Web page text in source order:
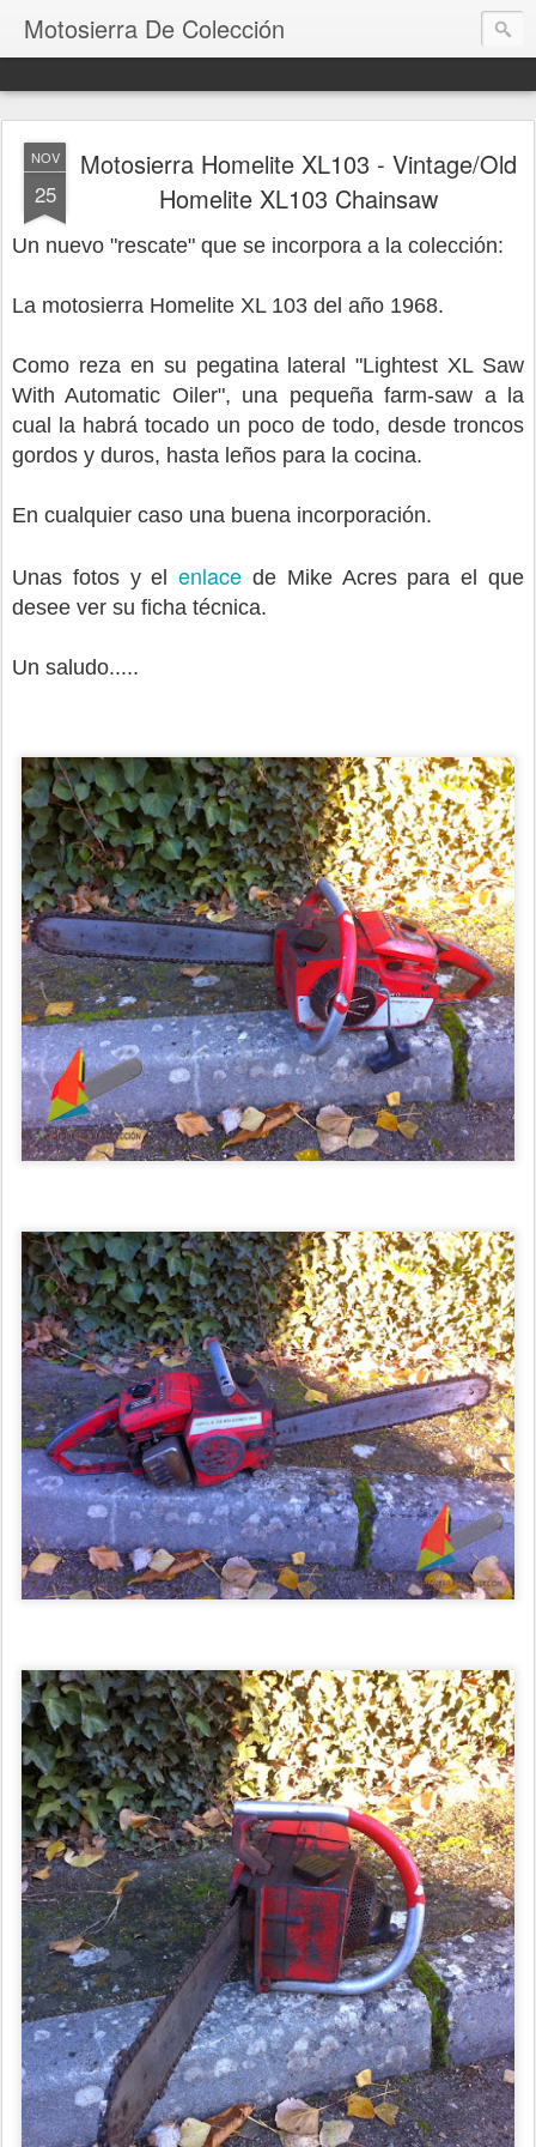
Motosierra De Colección
NOV
25
Motosierra Homelite XL103 - Vintage/Old
Homelite XL103 Chainsaw
Un nuevo "rescate" que se incorpora a la colección:
La motosierra Homelite XL 103 del año 1968.
Como reza en su pegatina lateral "Lightest XL Saw
With Automatic Oiler", una pequeña farm-saw a la
cual la habrá tocado un poco de todo, desde troncos
gordos y duros, hasta leños para la cocina.
En cualquier caso una buena incorporación.
Unas fotos y elenlace de Mike Acres para el que
desee ver su ficha técnica.
Un saludo.....